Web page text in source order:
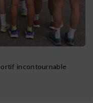
incontournable